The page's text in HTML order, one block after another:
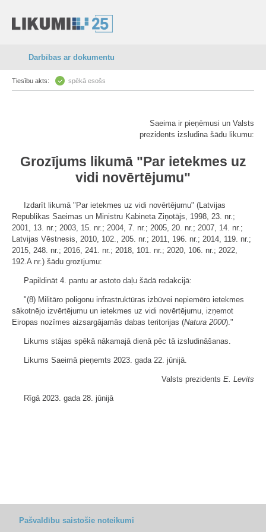
Darbības ar dokumentu
Tiesību akts: spēkā esošs
Saeima ir pieņēmusi un Valsts
prezidents izsludina šādu likumu:
Grozījums likumā "Par ietekmes uz
vidi novērtējumu"
Izdarīt likumā "Par ietekmes uz vidi novērtējumu" (Latvijas
Republikas Saeimas un Ministru Kabineta Ziņotājs, 1998, 23. nr.;
2001, 13. nr.; 2003, 15. nr.; 2004, 7. nr.; 2005, 20. nr.; 2007, 14. nr.;
Latvijas Vēstnesis, 2010, 102., 205. nr.; 2011, 196. nr.; 2014, 119. nr.;
2015, 248. nr.; 2016, 241. nr.; 2018, 101. nr.; 2020, 106. nr.; 2022,
192.A nr.) šādu grozījumu:
Papildināt 4. pantu ar astoto daļu šādā redakcijā:
"(8) Militāro poligonu infrastruktūras izbūvei nepiemēro ietekmes
sākotnējo izvērtējumu un ietekmes uz vidi novērtējumu, izņemot
Eiropas nozīmes aizsargājamās dabas teritorijas (Natura 2000)."
Likums stājas spēkā nākamajā dienā pēc tā izsludināšanas.
Likums Saeimā pieņemts 2023. gada 22. jūnijā.
Valsts prezidents E. Levits
Rīgā 2023. gada 28. jūnijā
Pašvaldību saistošie noteikumi